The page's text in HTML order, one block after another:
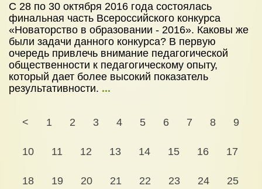
С 28 по 30 октября 2016 года состоялась
финальная часть Всероссийского конкурса
«Новаторство в образовании - 2016». Каковы же
были задачи данного конкурса? В первую
очередь привлечь внимание педагогической
общественности к педагогическому опыту,
который дает более высокий показатель
результативности. ...
< 1 2 3 4 5 6 7 8 9
10 11 12 13 14 15 16 17
18 19 20 21 22 23 24 25